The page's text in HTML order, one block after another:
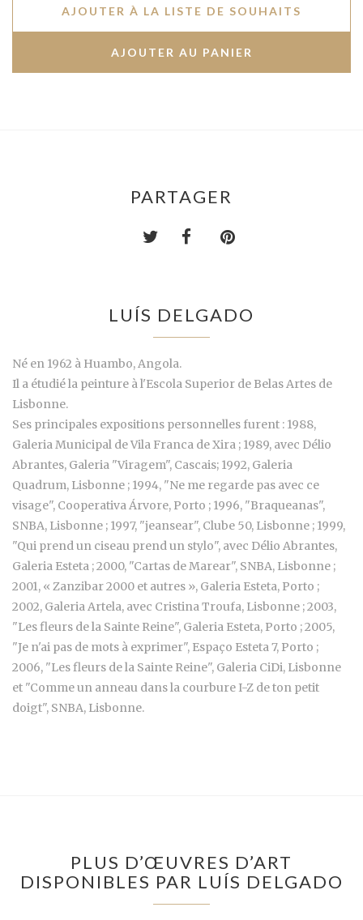
AJOUTER À LA LISTE DE SOUHAITS
PARTAGER
LUÍS DELGADO
Né en 1962 à Huambo, Angola.
Il a étudié la peinture à l'Escola Superior de Belas Artes de
Lisbonne.
Ses principales expositions personnelles furent : 1988,
Galeria Municipal de Vila Franca de Xira ; 1989, avec Délio
Abrantes, Galeria "Viragem", Cascais; 1992, Galeria
Quadrum, Lisbonne ; 1994, "Ne me regarde pas avec ce
visage", Cooperativa Árvore, Porto ; 1996, "Braqueanas",
SNBA, Lisbonne ; 1997, "jeansear", Clube 50, Lisbonne ; 1999,
"Qui prend un ciseau prend un stylo", avec Délio Abrantes,
Galeria Esteta ; 2000, "Cartas de Marear", SNBA, Lisbonne ;
2001, « Zanzibar 2000 et autres », Galeria Esteta, Porto ;
2002, Galeria Artela, avec Cristina Troufa, Lisbonne ; 2003,
"Les fleurs de la Sainte Reine", Galeria Esteta, Porto ; 2005,
"Je n'ai pas de mots à exprimer", Espaço Esteta 7, Porto ;
2006, "Les fleurs de la Sainte Reine", Galeria CiDi, Lisbonne
et "Comme un anneau dans la courbure I-Z de ton petit
doigt", SNBA, Lisbonne.
PLUS D’ŒUVRES D’ART
DISPONIBLES PAR LUÍS DELGADO